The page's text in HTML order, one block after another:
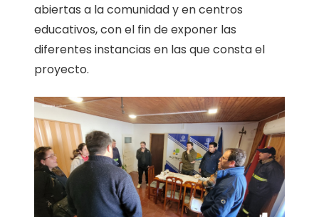
abiertas a la comunidad y en centros
educativos, con el fin de exponer las
diferentes instancias en las que consta el
proyecto.